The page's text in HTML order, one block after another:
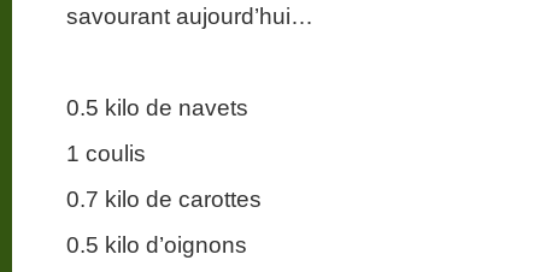
savourant aujourd’hui…
0.5 kilo de navets
1 coulis
0.7 kilo de carottes
0.5 kilo d’oignons